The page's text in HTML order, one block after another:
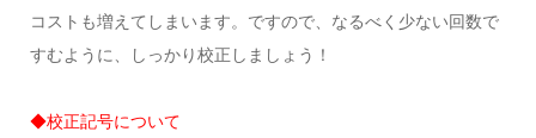
コストも増えてしまいます。ですので、なるべく少ない回数で
すむように、しっかり校正しましょう！
◆校正記号について